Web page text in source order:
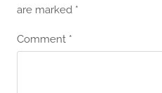
are marked *
Comment *